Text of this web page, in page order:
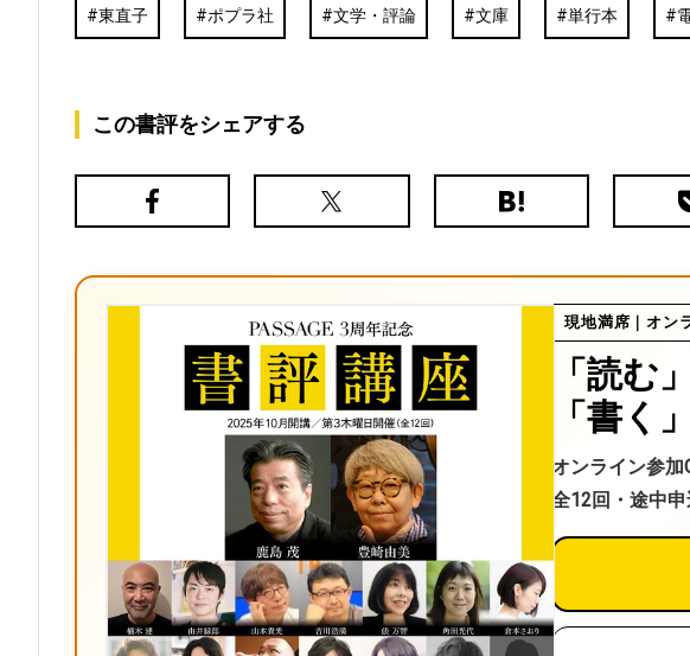
東直子 ポプラ社 文学・評論 文庫 単行本
この書評をシェアする
Facebook
X（旧
は
現地満席｜オン
「読む
「書く
オンライン参加
全12回・途中